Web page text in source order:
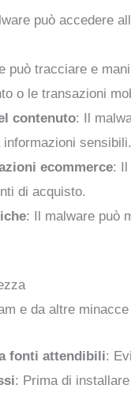
può accedere
può tracciare e
o le transazioni
contenuto: Il
sensibili.
ecommerce: Il
di acquisto.
: Il malware può
e da altre
fonti attendibili:
: Prima di